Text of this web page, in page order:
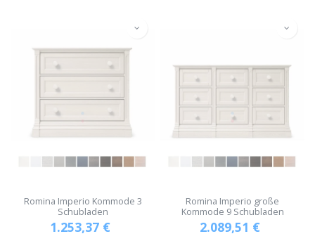
Romina Imperio Kommode 3
Schubladen
1.253,37€
Romina Imperio große
Kommode 9 Schubladen
2.089,51 €